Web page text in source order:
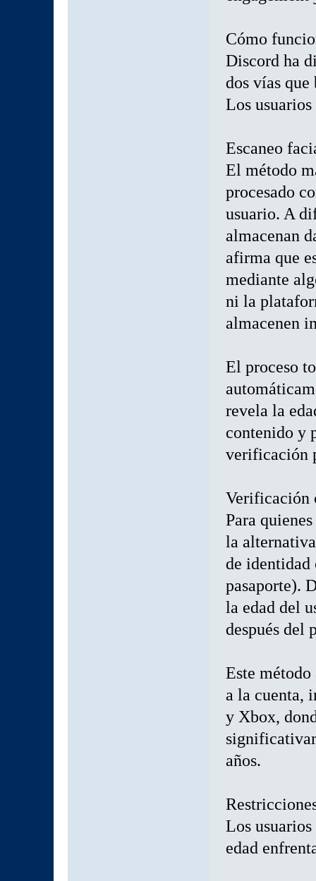
Cómo
Discord ha
dos vías
Los
Escaneo
El método
procesado
usuario. A
almacenan
afirma que
mediante
ni la
almacenen
El proceso
revela la
contenido y
verificación
Verificación
Para
la
de
pasaporte).
la edad del
después del
Este
a la cuenta,
y Xbox,
años.
Los
edad